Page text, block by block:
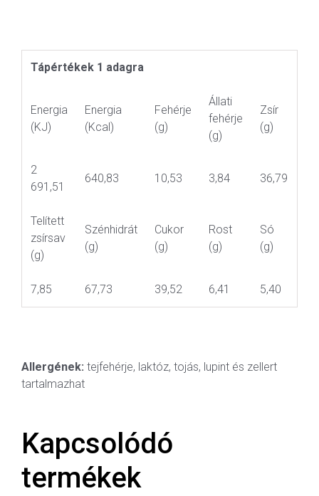
Tápértékek 1 adagra
Energia
(KJ)
Energia
(Kcal)
Fehérje
(g)
Állati
fehérje
(g)
Zsír
(g)
2
691,51
640,83 10,53 3,84 36,79
Telített
zsírsav
(g)
Szénhidrát
(g)
Cukor
(g)
Rost
(g)
Só
(g)
7,85 67,73 39,52 6,41 5,40
Allergének: tejfehérje, laktóz, tojás, lupint és zellert
tartalmazhat
Kapcsolódó
termékek